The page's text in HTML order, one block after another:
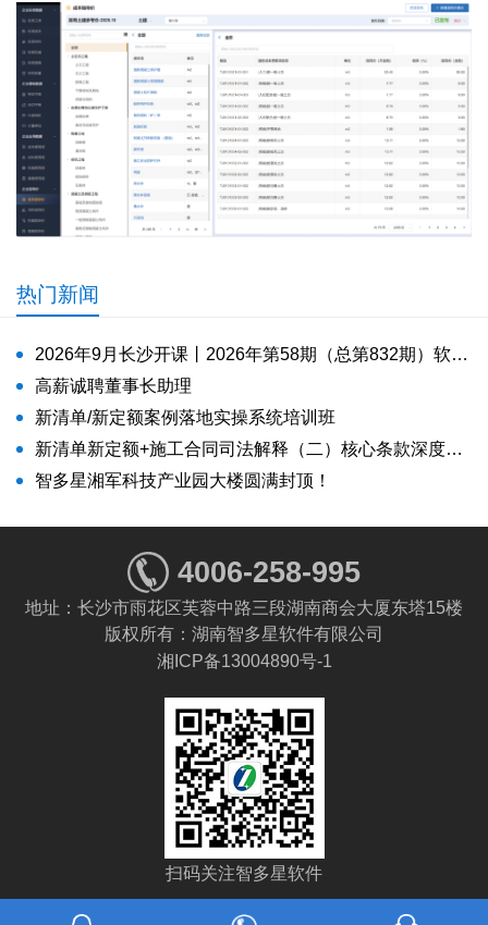
热门新闻
2026年9月长沙开课丨2026年第58期（总第832期）软件工程造价师培训课程招生
高薪诚聘董事长助理
新清单/新定额案例落地实操系统培训班
新清单新定额+施工合同司法解释（二）核心条款深度解析与实务应对案例实操（落地）系统培训班》
智多星湘军科技产业园大楼圆满封顶！
4006-258-995
地址：长沙市雨花区芙蓉中路三段湖南商会大厦东塔15楼
版权所有：湖南智多星软件有限公司
湘ICP备13004890号-1
扫码关注智多星软件